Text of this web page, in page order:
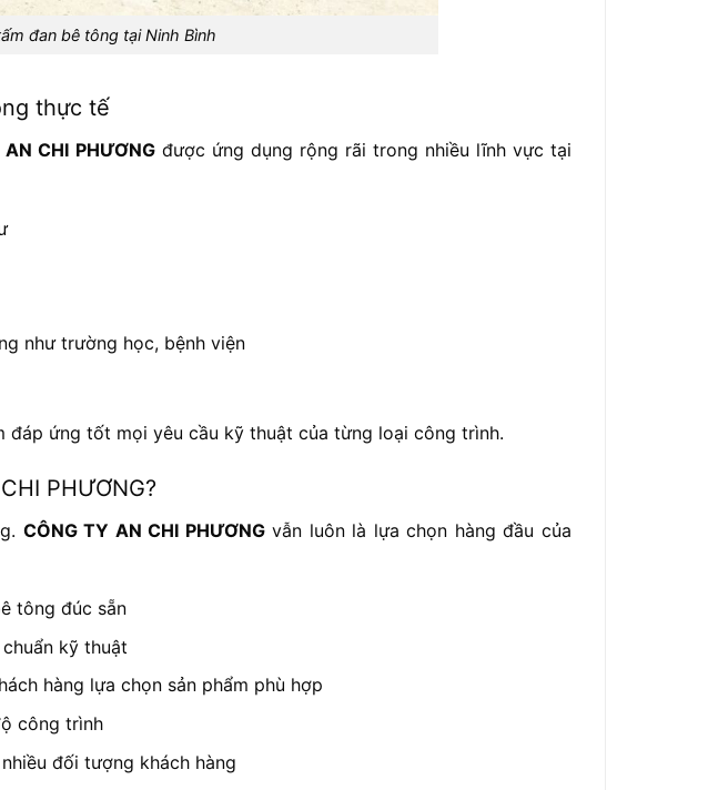
đan bê tông tại Ninh Bình
thực tế
CHI PHƯƠNGđược ứng dụng rộng rãi trong nhiều lĩnh vực tại
như trường học, bệnh viện
đáp ứng tốt mọi yêu cầu kỹ thuật của từng loại công trình.
PHƯƠNG?
CÔNG TY AN CHI PHƯƠNGvẫn luôn là lựa chọn hàng đầu của
tông đúc sẵn
kỹ thuật
hàng lựa chọn sản phẩm phù hợp
công trình
đối tượng khách hàng